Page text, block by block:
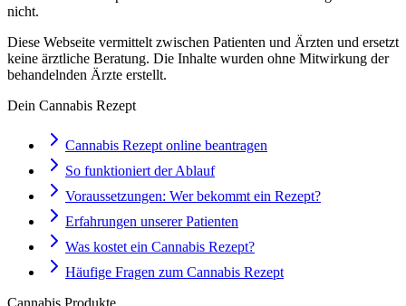
nicht.
Diese Webseite vermittelt zwischen Patienten und Ärzten und ersetzt
keine ärztliche Beratung. Die Inhalte wurden ohne Mitwirkung der
behandelnden Ärzte erstellt.
Dein Cannabis Rezept
Cannabis Rezept online beantragen
So funktioniert der Ablauf
Voraussetzungen: Wer bekommt ein Rezept?
Erfahrungen unserer Patienten
Was kostet ein Cannabis Rezept?
Häufige Fragen zum Cannabis Rezept